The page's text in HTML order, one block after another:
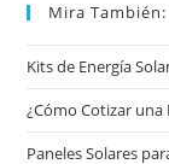
Mira También:
Kits de Energía
¿Cómo Cotizar una
Paneles Solares